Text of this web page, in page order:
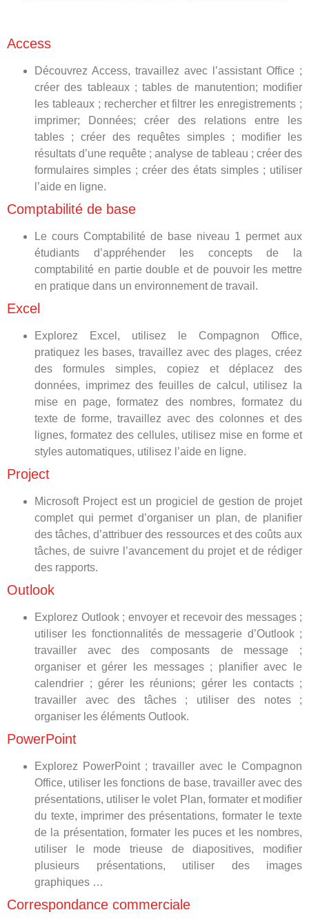
Access
Découvrez Access, travaillez avec l’assistant Office ;
créer des tableaux ; tables de manutention; modifier
les tableaux ; rechercher et filtrer les enregistrements ;
imprimer; Données; créer des relations entre les
tables ; créer des requêtes simples ; modifier les
résultats d’une requête ; analyse de tableau ; créer des
formulaires simples ; créer des états simples ; utiliser
l’aide en ligne.
Comptabilité de base
Le cours Comptabilité de base niveau 1 permet aux
étudiants d’appréhender les concepts de la
comptabilité en partie double et de pouvoir les mettre
en pratique dans un environnement de travail.
Excel
Explorez Excel, utilisez le Compagnon Office,
pratiquez les bases, travaillez avec des plages, créez
des formules simples, copiez et déplacez des
données, imprimez des feuilles de calcul, utilisez la
mise en page, formatez des nombres, formatez du
texte de forme, travaillez avec des colonnes et des
lignes, formatez des cellules, utilisez mise en forme et
styles automatiques, utilisez l’aide en ligne.
Project
Microsoft Project est un progiciel de gestion de projet
complet qui permet d’organiser un plan, de planifier
des tâches, d’attribuer des ressources et des coûts aux
tâches, de suivre l’avancement du projet et de rédiger
des rapports.
Outlook
Explorez Outlook ; envoyer et recevoir des messages ;
utiliser les fonctionnalités de messagerie d’Outlook ;
travailler avec des composants de message ;
organiser et gérer les messages ; planifier avec le
calendrier ; gérer les réunions; gérer les contacts ;
travailler avec des tâches ; utiliser des notes ;
organiser les éléments Outlook.
PowerPoint
Explorez PowerPoint ; travailler avec le Compagnon
Office, utiliser les fonctions de base, travailler avec des
présentations, utiliser le volet Plan, formater et modifier
du texte, imprimer des présentations, formater le texte
de la présentation, formater les puces et les nombres,
utiliser le mode trieuse de diapositives, modifier
plusieurs présentations, utiliser des images
graphiques …
Correspondance commerciale